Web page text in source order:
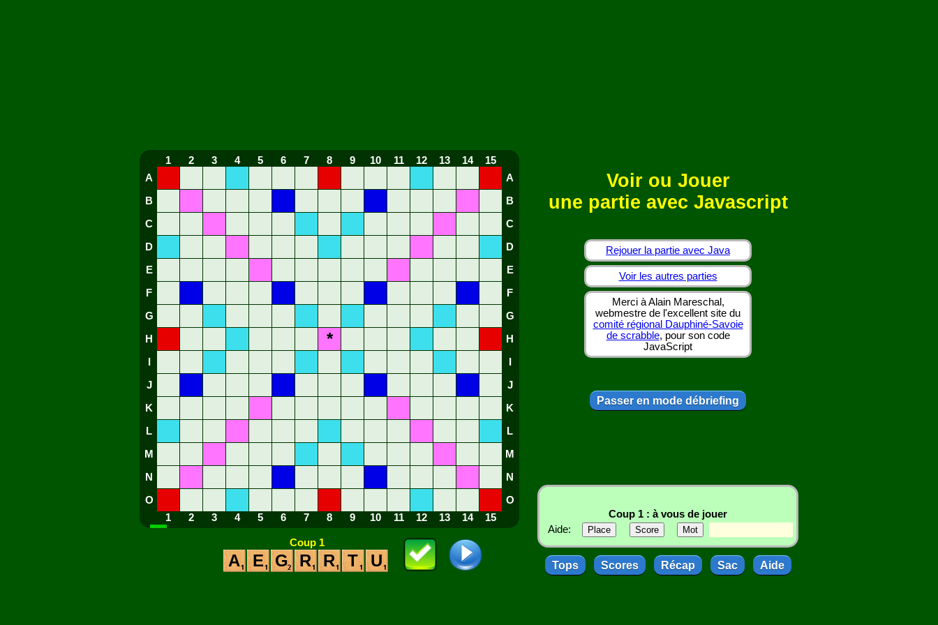
1 2 3 4 5 6 7 8 9 10 11 12 13 14
15
A
A
B B
C C
D D
E E
F F
G G
H * H
J J
K K
L L
M M
N N
O
O
1
2 3 4 5 6 7 8 9 10 11 12 13 14 15
Coup 1
A E G R R T U
Voir ou Jouer
une partie avec Javascript
Rejouer la partie avec Java
Voir les autres parties
Merci à Alain Mareschal,
webmestre de l'excellent site du
comité régional Dauphiné-Savoie
de scrabble, pour son code
JavaScript
Passer en mode débriefing
Coup 1 : à vous de jouer
Aide:
Tops Scores Récap Sac Aide